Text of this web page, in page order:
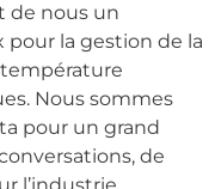
de nous un
la gestion de la
Nous sommes
pour un grand
de